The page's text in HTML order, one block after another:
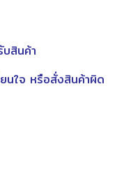
สินค้า
นใจ หรือสั่งสินค้าผิด